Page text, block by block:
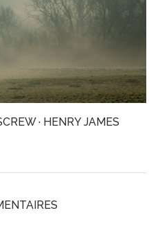
· HENRY JAMES